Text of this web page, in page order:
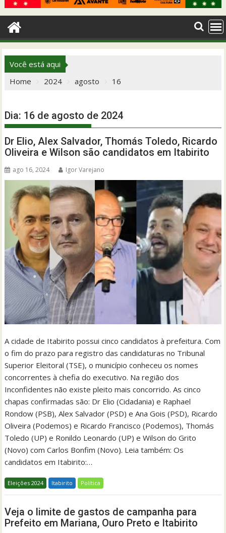
Você está aqui
Home
2024 agosto 16
Dia: 16 de agosto de 2024
Dr Elio, Alex Salvador, Thomás Toledo, Ricardo
Oliveira e Wilson são candidatos em Itabirito
ago 16, 2024 Igor Varejano
A cidade de Itabirito possui cinco candidatos à prefeitura. Com
o fim do prazo para registro das candidaturas no Tribunal
Superior Eleitoral (TSE), o município conheceu os nomes
concorrentes à chefia do executivo. Na região dos
Inconfidentes não existe pleito mais concorrido. As cinco
chapas confirmadas são: Dr Elio (Cidadania) e Raphael
Rondow (PSB), Alex Salvador (PSD) e Ana Gois (PSD), Ricardo
Oliveira (Podemos) e Ricardo Francisco (Podemos), Thomás
Toledo (UP) e Ronildo Leonardo (UP) e Wilson do Grito
(Novo) com Carlos Bonfim (Novo). Leia também: Os
candidatos em Itabirito:…
Eleições 2024 Itabirito Política
Veja o limite de gastos de campanha para
Prefeito em Mariana, Ouro Preto e Itabirito